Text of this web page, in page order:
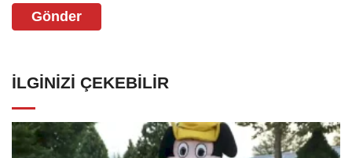
Gönder
İLGINIZI ÇEKEBILIR